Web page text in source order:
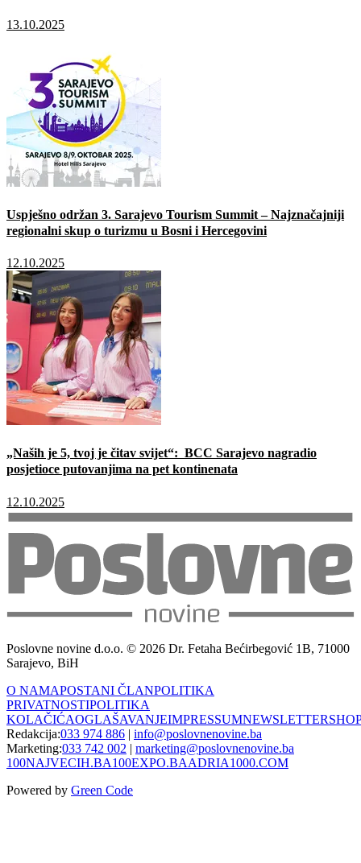
13.10.2025
Uspješno održan 3. Sarajevo Tourism Summit – Najznačajniji
regionalni skup o turizmu u Bosni i Hercegovini
12.10.2025
„Naših je 5, tvoj je čitav svijet“: BCC Sarajevo nagradio
posjetioce putovanjima na pet kontinenata
12.10.2025
Poslovne novine d.o.o. © 2026 Dr. Fetaha Bećirbegović 1B, 71000
Sarajevo, BiH
O NAMAPOSTANI ČLANPOLITIKA
PRIVATNOSTIPOLITIKA
KOLAČIĆAOGLAŠAVANJEIMPRESSUMNEWSLETTER
Redakcija:033 974 886 | info@poslovnenovine.ba
Marketing:033 742 002 | marketing@poslovnenovine.ba
100NAJVECIH.BA100EXPO.BAADRIA1000.COM
Powered by Green Code